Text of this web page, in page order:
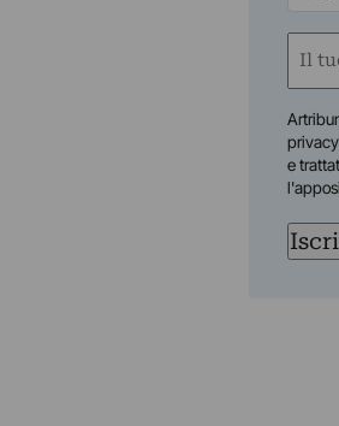
Nome
e